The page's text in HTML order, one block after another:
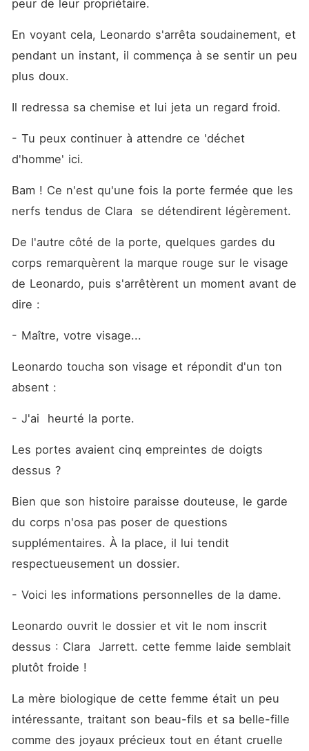
peur de leur propriétaire.
En voyant cela, Leonardo s'arrêta soudainement, et
pendant un instant, il commença à se sentir un peu
plus doux.
Il redressa sa chemise et lui jeta un regard froid.
- Tu peux continuer à attendre ce 'déchet
d'homme' ici.
Bam ! Ce n'est qu'une fois la porte fermée que les
nerfs tendus de Clara  se détendirent légèrement.
De l'autre côté de la porte, quelques gardes du
corps remarquèrent la marque rouge sur le visage
de Leonardo, puis s'arrêtèrent un moment avant de
dire :
- Maître, votre visage...
Leonardo toucha son visage et répondit d'un ton
absent :
- J'ai  heurté la porte.
Les portes avaient cinq empreintes de doigts
dessus ?
Bien que son histoire paraisse douteuse, le garde
du corps n'osa pas poser de questions
supplémentaires. À la place, il lui tendit
respectueusement un dossier.
- Voici les informations personnelles de la dame.
Leonardo ouvrit le dossier et vit le nom inscrit
dessus : Clara  Jarrett. cette femme laide semblait
plutôt froide !
La mère biologique de cette femme était un peu
intéressante, traitant son beau-fils et sa belle-fille
comme des joyaux précieux tout en étant cruelle